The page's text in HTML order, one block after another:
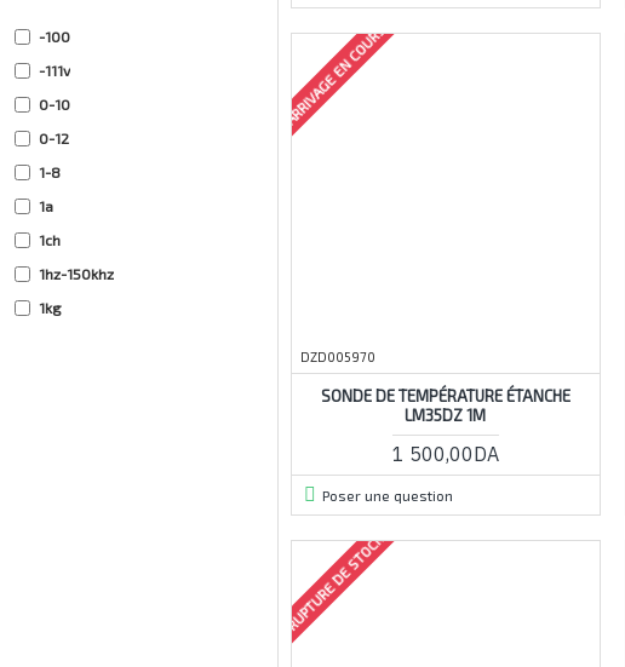
-100
-111v
0-10
0-12
1-8
1a
1ch
1hz-150khz
1kg
ARRIVAGE EN COURS
DZD005970
SONDE DE TEMPÉRATURE ÉTANCHE
LM35DZ 1M
1 500,00DA
Poser une question
RUPTURE DE STOCK